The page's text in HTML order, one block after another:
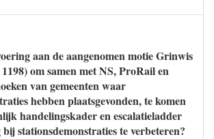
aan de aangenomen motie Grinwis
om samen met NS, ProRail en
van gemeenten waar
hebben plaatsgevonden, te komen
handelingskader en escalatieladder
stationsdemonstraties te verbeteren?